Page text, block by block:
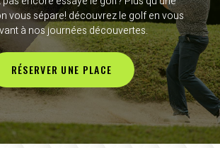
vous sépare! découvrez le golf en vous
à nos journées découvertes.
RÉSERVER UNE PLACE